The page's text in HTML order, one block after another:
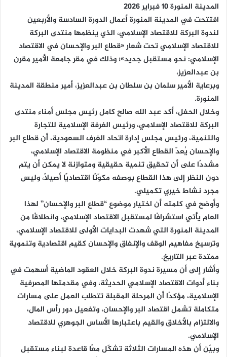
المدينة المنورة 10 فبراير 2026
افتتحت في المدينة المنورة أعمال الدورة السادسة والأربعين
لندوة البركة للاقتصاد الإسلامي، الذي ينظمها منتدى البركة
للاقتصاد الإسلامي تحت شعار «قطاع البر والإحسان في الاقتصاد
الإسلامي: نحو مستقبل جديد»؛ وذلك في مقر جامعة الأمير مقرن
بن عبدالعزيز،
وبرعاية الأمير سلمان بن سلطان بن عبدالعزيز، أمير منطقة المدينة
المنورة.
وخلال الحفل، أكد عبد الله صالح كامل رئيس مجلس أمناء منتدى
البركة للاقتصاد الإسلامي، ورئيس الغرفة الإسلامية للتجارة
والتنمية، ورئيس مجلس إدارة اتحاد الغرف السعودية، أن قطاع البر
والإحسان يُعدّ القطاع الأكبر في منظومة الاقتصاد الإسلامي،
مشددًا على أن تحقيق تنمية حقيقية ومتوازنة لا يمكن أن يتم
دون النظر إلى هذا القطاع بوصفه مكوّنًا اقتصاديًا أصيلًا، وليس
مجرد نشاط خيري تكميلي.
وأوضح في كلمته أن اختيار موضوع “قطاع البر والإحسان” لهذا
العام يأتي استشرافًا لمستقبل الاقتصاد الإسلامي، وانطلاقًا من
المدينة المنورة التي شهدت البدايات الأولى للاقتصاد الإسلامي،
وترسيخ مفاهيم الوقف والإنفاق والإحسان كقيم اقتصادية وتنموية
ممتدة عبر التاريخ.
وأشار إلى أن مسيرة ندوة البركة خلال العقود الماضية أسهمت في
بناء أدوات الاقتصاد الإسلامي الحديثة، وفي مقدمتها المصرفية
الإسلامية، مؤكدًا أن المرحلة المقبلة تتطلب العمل على مسارات
متكاملة تشمل اقتصاد البر والإحسان، وتفعيل دور رأس المال،
والالتزام بالأخلاق والقيم باعتبارها الأساس الجوهري للاقتصاد
الإسلامي.
وبيّن أن هذه المسارات الثلاثة تشكّل معًا قاعدة لبناء مستقبل